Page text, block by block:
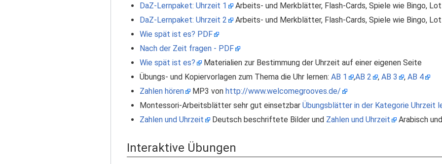
DaZ-Lernpaket: Uhrzeit 1
Arbeits- und Merkblätter, Flash-Cards, Spiele wie Bingo,
DaZ-Lernpaket: Uhrzeit 2
Arbeits- und Merkblätter, Flash-Cards, Spiele wie Bingo,
Wie spät ist es? PDF
Nach der Zeit fragen - PDF
Wie spät ist es?
Materialien zur Bestimmung der Uhrzeit auf einer eigenen Seite
Übungs- und Kopiervorlagen zum Thema die Uhr lernen: AB 1 ,AB 2 , AB 3 , AB 4
Zahlen hören
MP3 von http://www.welcomegrooves.de/
Montessori-Arbeitsblätter sehr gut einsetzbar Übungsblätter in der Kategorie Uhrzeit
Zahlen und Uhrzeit
Deutsch beschriftete Bilder und Zahlen und Uhrzeit Arabisch
Interaktive Übungen